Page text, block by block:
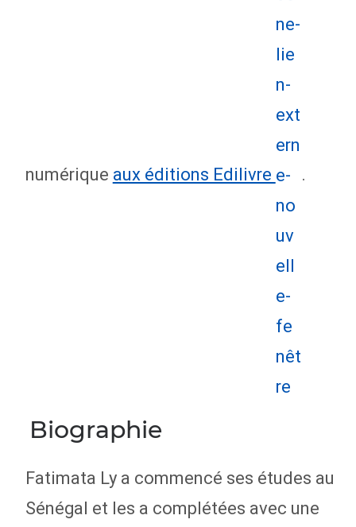
numérique aux éditions Edilivre .
Biographie
Fatimata Ly a commencé ses études au
Sénégal et les a complétées avec une